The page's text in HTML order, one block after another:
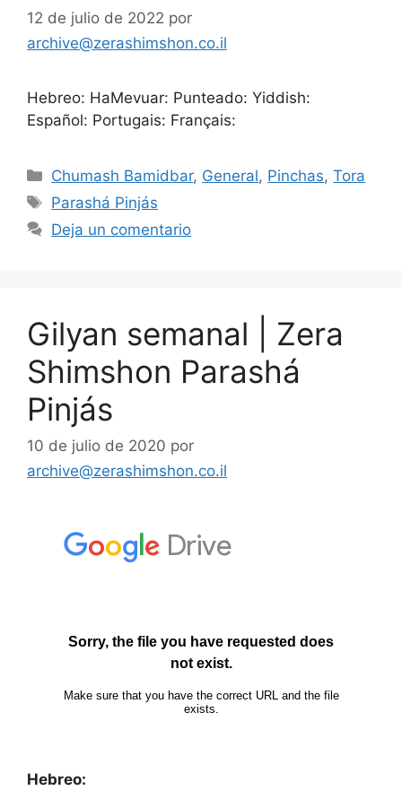
12 de julio de 2022 por
archive@zerashimshon.co.il
Hebreo: HaMevuar: Punteado: Yiddish:
Español: Portugais: Français:
Chumash Bamidbar, General, Pinchas,Tora
Parashá Pinjás
Deja un comentario
Gilyan semanal | Zera
Shimshon Parashá
Pinjás
10 de julio de 2020 por
archive@zerashimshon.co.il
Hebreo: